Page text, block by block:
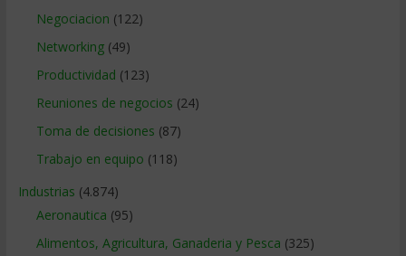
Negociacion (122)
Networking(49)
Productividad (123)
Reuniones de negocios (24)
Toma de decisiones (87)
Trabajo en equipo (118)
Industrias (4.874)
Aeronautica (95)
Alimentos, Agricultura, Ganaderia y Pesca (325)